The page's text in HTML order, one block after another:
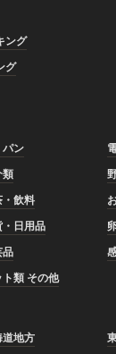
ング
グ
パン
類
・飲料
・日用品
品
ト類 その他
道地方